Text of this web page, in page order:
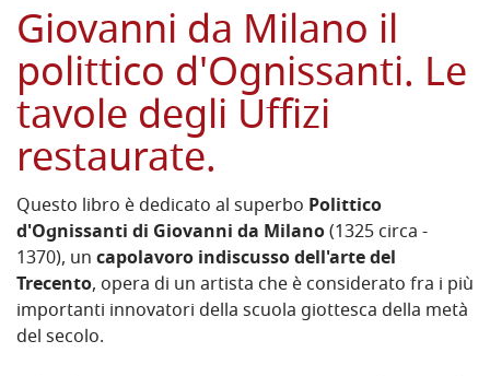
Giovanni da Milano il
polittico d'Ognissanti. Le
tavole degli Uffizi
restaurate.
Questo libro è dedicato al superbo Polittico
d'Ognissanti di Giovanni da Milano(1325 circa -
1370), uncapolavoro indiscusso dell'arte del
Trecento, opera di un artista che è considerato fra i più
importanti innovatori della scuola giottesca della metà
del secolo.